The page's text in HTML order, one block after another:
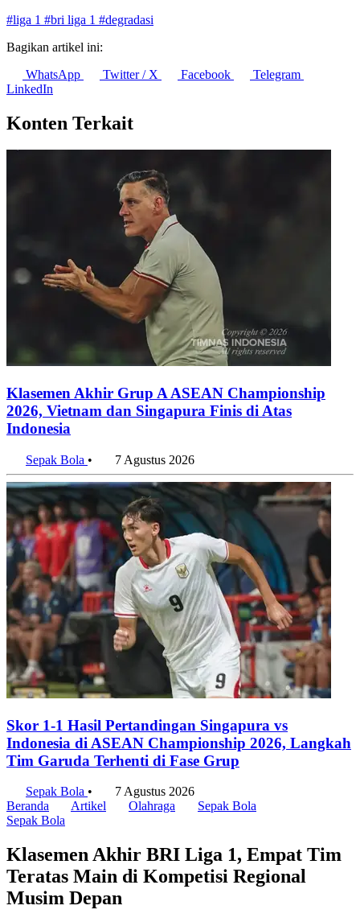
#liga 1 #bri liga 1 #degradasi
Bagikan artikel ini:
WhatsApp
Twitter / X Facebook
Telegram
LinkedIn
Konten Terkait
Klasemen Akhir Grup A ASEAN Championship
2026, Vietnam dan Singapura Finis di Atas
Indonesia
Sepak Bola • 7 Agustus 2026
Skor 1-1 Hasil Pertandingan Singapura vs
Indonesia di ASEAN Championship 2026, Langkah
Tim Garuda Terhenti di Fase Grup
Sepak Bola •
7 Agustus 2026
Beranda
Artikel Olahraga
Sepak Bola
Sepak Bola
Klasemen Akhir BRI Liga 1, Empat Tim
Teratas Main di Kompetisi Regional
Musim Depan